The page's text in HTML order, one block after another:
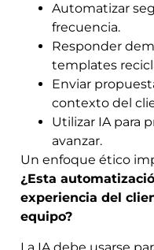
Automatizar
frecuencia.
Responder
templates
Enviar
contexto del
Utilizar IA para
avanzar.
Un enfoque ético
¿Esta
experiencia del
equipo?